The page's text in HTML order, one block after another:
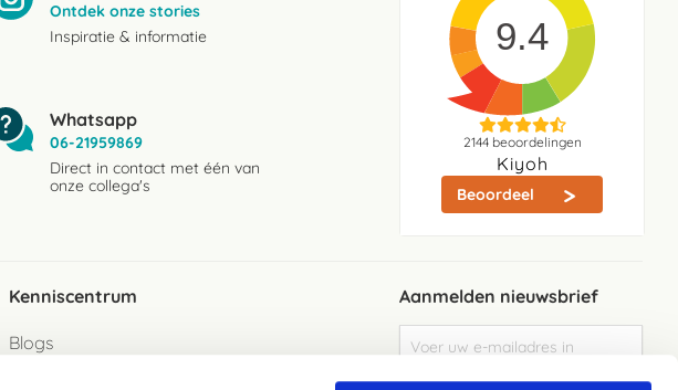
Ontdek onze stories
Inspiratie & informatie
Whatsapp
06-21959869
Direct in contact met één van
onze collega's
9.4
2144beoordelingen
Kiyoh
Beoordeel
Kenniscentrum
Blogs
Aanmelden nieuwsbrief
u
op